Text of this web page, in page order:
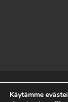
Käytämme